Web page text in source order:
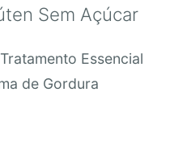
Sem Açúcar
Essencial
de Gordura